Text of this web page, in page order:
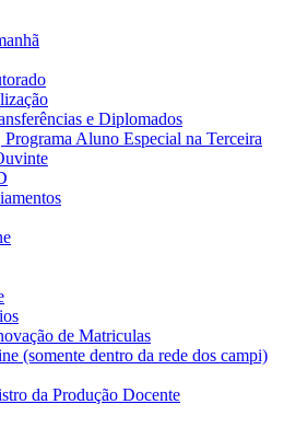
e Diplomados
Aluno Especial na Terceira
de Matriculas
(somente dentro da rede dos campi)
da Produção Docente